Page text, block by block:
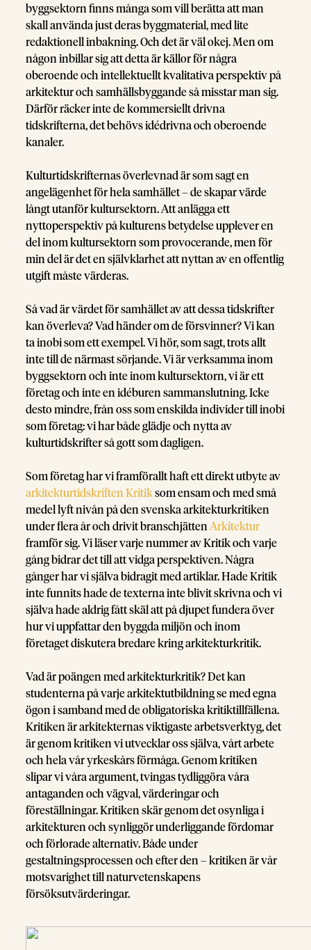
byggsektorn finns många som vill berätta att man
skall använda just deras byggmaterial, med lite
redaktionell inbakning. Och det är väl okej. Men om
någon inbillar sig att detta är källor för några
oberoende och intellektuellt kvalitativa perspektiv på
arkitektur och samhällsbyggande så misstar man sig.
Därför räcker inte de kommersiellt drivna
tidskrifterna, det behövs idédrivna och oberoende
kanaler.
Kulturtidskrifternas överlevnad är som sagt en
angelägenhet för hela samhället – de skapar värde
långt utanför kultursektorn. Att anlägga ett
nyttoperspektiv på kulturens betydelse upplever en
del inom kultursektorn som provocerande, men för
min del är det en självklarhet att nyttan av en offentlig
utgift måste värderas.
Så vad är värdet för samhället av att dessa tidskrifter
kan överleva? Vad händer om de försvinner? Vi kan
ta inobi som ett exempel. Vi hör, som sagt, trots allt
inte till de närmast sörjande. Vi är verksamma inom
byggsektorn och inte inom kultursektorn, vi är ett
företag och inte en idéburen sammanslutning. Icke
desto mindre, från oss som enskilda individer till inobi
som företag: vi har både glädje och nytta av
kulturtidskrifter så gott som dagligen.
Som företag har vi framförallt haft ett direkt utbyte av
arkitekturtidskriften Kritiksom ensam och med små
medel lyft nivån på den svenska arkitekturkritiken
under flera år och drivit branschjätten Arkitektur
framför sig. Vi läser varje nummer av Kritik och varje
gång bidrar det till att vidga perspektiven. Några
gånger har vi själva bidragit med artiklar. Hade Kritik
inte funnits hade de texterna inte blivit skrivna och vi
själva hade aldrig fått skäl att på djupet fundera över
hur vi uppfattar den byggda miljön och inom
företaget diskutera bredare kring arkitekturkritik.
Vad är poängen med arkitekturkritik? Det kan
studenterna på varje arkitektutbildning se med egna
ögon i samband med de obligatoriska kritiktillfällena.
Kritiken är arkitekternas viktigaste arbetsverktyg, det
är genom kritiken vi utvecklar oss själva, vårt arbete
och hela vår yrkeskårs förmåga. Genom kritiken
slipar vi våra argument, tvingas tydliggöra våra
antaganden och vägval, värderingar och
föreställningar. Kritiken skär genom det osynliga i
arkitekturen och synliggör underliggande fördomar
och förlorade alternativ. Både under
gestaltningsprocessen och efter den – kritiken är vår
motsvarighet till naturvetenskapens
försöksutvärderingar.